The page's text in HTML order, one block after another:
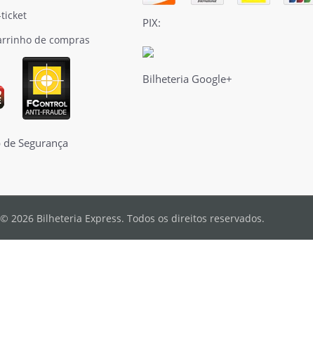
de compras
PIX:
Bilheteria Google+
© 2026 Bilheteria Express. Todos os direitos reservados.